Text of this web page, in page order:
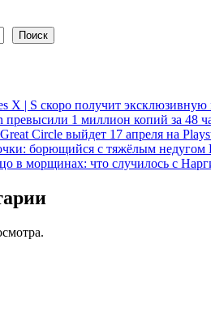
Поиск
X | S скоро получит
1 миллион копий за 48
Circle выйдет 17 апреля на
борющийся с тяжёлым недугом
в морщинах: что случилось с